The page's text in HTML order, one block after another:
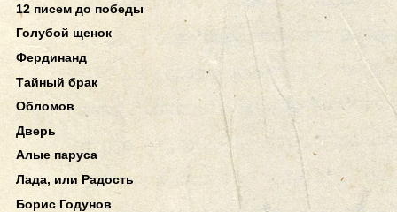
12 писем до победы
Голубой щенок
Фердинанд
Тайный брак
Обломов
Дверь
Алые паруса
Лада, или Радость
Борис Годунов